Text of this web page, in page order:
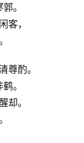
。
客，
尊酌。
。
却。